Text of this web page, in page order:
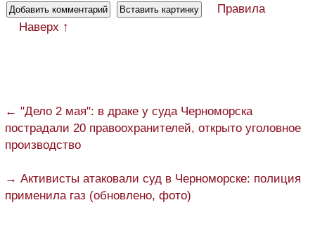
Правила
Наверх ↑
← "Дело 2 мая": в драке у суда Черноморска
пострадали 20 правоохранителей, открыто уголовное
производство
→ Активисты атаковали суд в Черноморске: полиция
применила газ (обновлено, фото)